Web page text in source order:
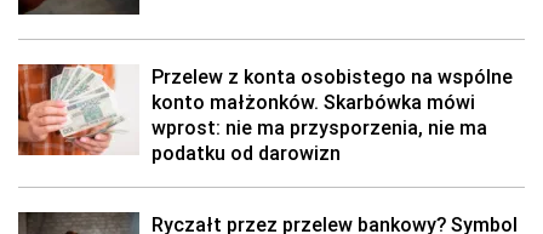
Przelew z konta osobistego na wspólne
konto małżonków. Skarbówka mówi
wprost: nie ma przysporzenia, nie ma
podatku od darowizn
Ryczałt przez przelew bankowy? Symbol